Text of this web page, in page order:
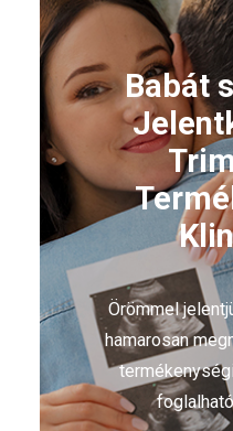
Babát
Örömmel
hamarosan